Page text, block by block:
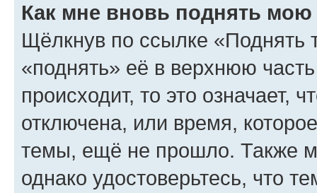
Как мне вновь поднять мою
Щёлкнув по ссылке «Поднять
«поднять» её в верхнюю
происходит, то это означает,
отключена, или время,
темы, ещё не прошло. Также
однако удостоверьтесь, что